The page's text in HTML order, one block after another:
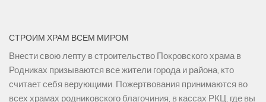
СТРОИМ ХРАМ ВСЕМ МИРОМ
Внести свою лепту в строительство Покровского храма в
Родниках призываются все жители города и района, кто
считает себя верующими. Пожертвования принимаются во
всех храмах родниковского благочиния, в кассах РКЦ, где вы